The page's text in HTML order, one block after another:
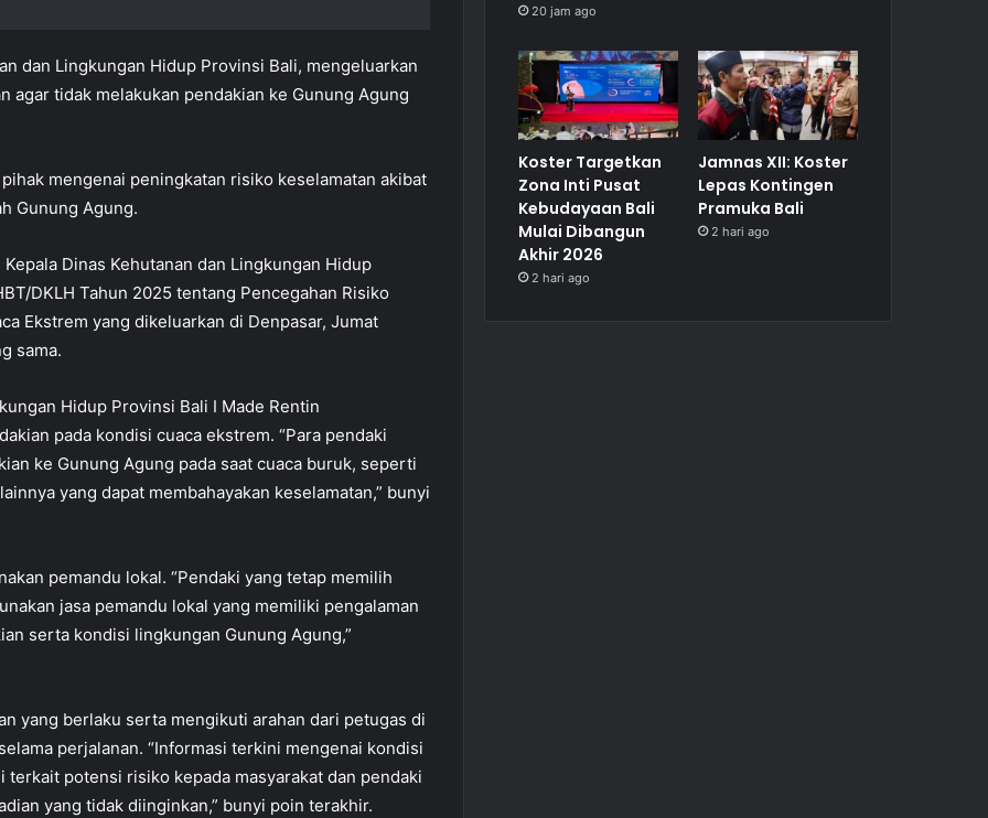
dan Lingkungan Hidup Provinsi Bali, mengeluarkan
agar tidak melakukan pendakian ke Gunung Agung
mengenai peningkatan risiko keselamatan akibat
Gunung Agung.
Dinas Kehutanan dan Lingkungan Hidup
DKLH Tahun 2025 tentang Pencegahan Risiko
Ekstrem yang dikeluarkan di Denpasar, Jumat
sama.
Hidup Provinsi Bali I Made Rentin
pada kondisi cuaca ekstrem. “Para pendaki
ke Gunung Agung pada saat cuaca buruk, seperti
yang dapat membahayakan keselamatan,” bunyi
pemandu lokal. “Pendaki yang tetap memilih
jasa pemandu lokal yang memiliki pengalaman
serta kondisi lingkungan Gunung Agung,”
yang berlaku serta mengikuti arahan dari petugas di
perjalanan. “Informasi terkini mengenai kondisi
potensi risiko kepada masyarakat dan pendaki
yang tidak diinginkan,” bunyi poin terakhir.
20 jam ago
Koster Targetkan
Zona Inti Pusat
Kebudayaan Bali
Mulai Dibangun
Akhir 2026
2 hari ago
Jamnas XII: Koster
Lepas Kontingen
Pramuka Bali
2 hari ago